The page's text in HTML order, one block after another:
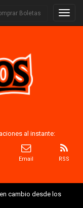
Boletas
al instante:
Email RSS
cambio desde los